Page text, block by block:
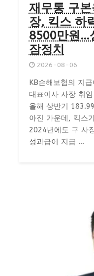
재무통 구
장, 킥스 하
8500만원…
잠정치
2026-08-06
KB손해보험의 지
대표이사 사장 취
올해 상반기
아진 가운데, 킥스
2024년에도 구 사
성과급이 지급 ...